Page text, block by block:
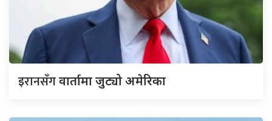
इरानसँगवार्तामा जुट्यो अमेरिका